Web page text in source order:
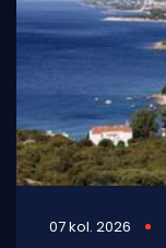
07 kol. 2026